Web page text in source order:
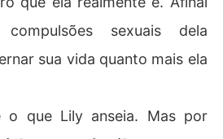
Alguns amores são mais dens
para descobrir quão profundo
sexuais dela
sua vida quanto mais ela
o que Lily anseia. Mas por